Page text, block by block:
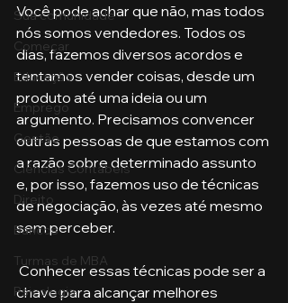
Sua comunidade
Começar
Educação
Emprego
Gestão
Ciências Contábeis
Direito
Bancos
Turmas de MBA
Psicologia
Você pode achar que não, mas todos
nós somos vendedores. Todos os
dias, fazemos diversos acordos e
tentamos vender coisas, desde um
produto até uma ideia ou um
argumento. Precisamos convencer
outras pessoas de que estamos com
a razão sobre determinado assunto
e, por isso, fazemos uso de técnicas
de negociação, às vezes até mesmo
sem perceber.
Conhecer essas técnicas pode ser a
chave para alcançar melhores